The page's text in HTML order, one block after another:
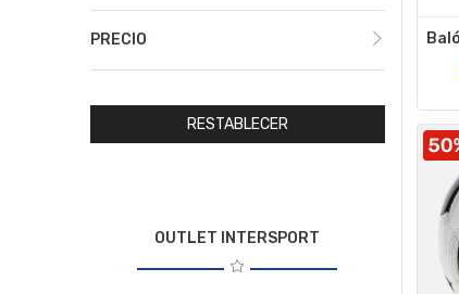
PRECIO
RESTABLECER
OUTLET INTERSPORT